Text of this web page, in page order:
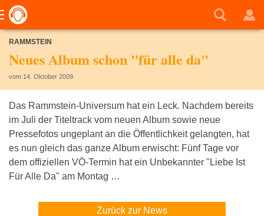
RAMMSTEIN
Neues Album schon "für alle da"
vom 14. Oktober 2009
Das Rammstein-Universum hat ein Leck. Nachdem bereits
im Juli der Titeltrack vom neuen Album sowie neue
Pressefotos ungeplant an die Öffentlichkeit gelangten, hat
es nun gleich das ganze Album erwischt: Fünf Tage vor
dem offiziellen VÖ-Termin hat ein Unbekannter "Liebe Ist
Für Alle Da" am Montag …
Zurück zur News